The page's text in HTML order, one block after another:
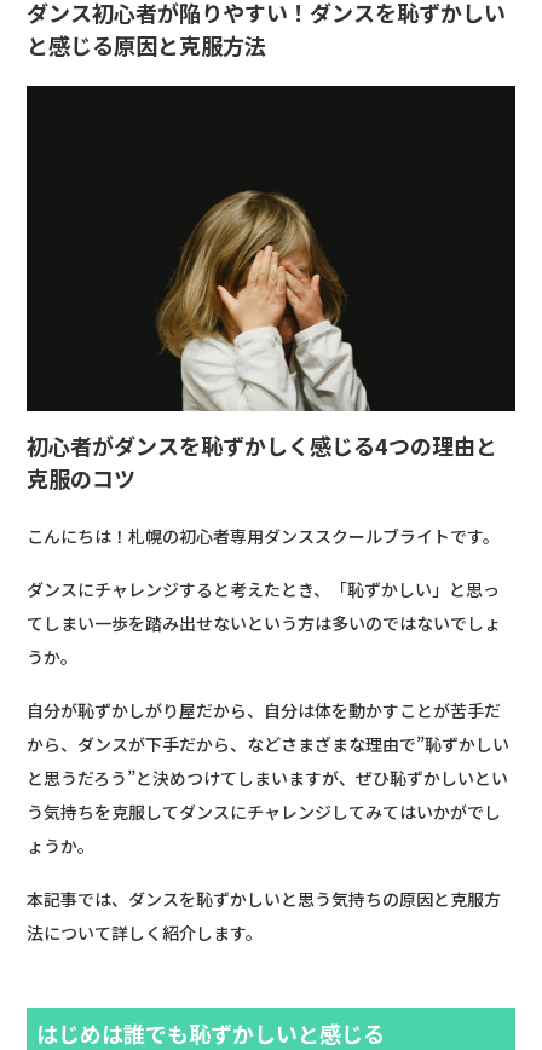
ダンス初心者が陥りやすい！ダンスを恥ずかしい
と感じる原因と克服方法
初心者がダンスを恥ずかしく感じる4つの理由と
克服のコツ
こんにちは！札幌の初心者専用ダンススクールブライトです。
ダンスにチャレンジすると考えたとき、「恥ずかしい」と思っ
てしまい一歩を踏み出せないという方は多いのではないでしょ
うか。
自分が恥ずかしがり屋だから、自分は体を動かすことが苦手だ
から、ダンスが下手だから、などさまざまな理由で”恥ずかしい
と思うだろう”と決めつけてしまいますが、ぜひ恥ずかしいとい
う気持ちを克服してダンスにチャレンジしてみてはいかがでし
ょうか。
本記事では、ダンスを恥ずかしいと思う気持ちの原因と克服方
法について詳しく紹介します。
はじめは誰でも恥ずかしいと感じる